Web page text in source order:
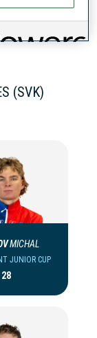
(SVK)
MICHAL
JUNIOR CUP
28